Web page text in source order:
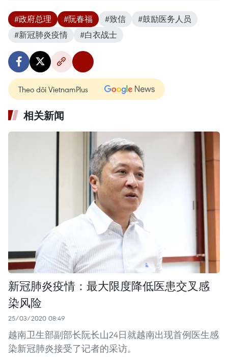
#政府总理 #阮春福 #致信
#鼓励医务人员
#新冠肺炎疫情
#白衣战士
Theo dõi VietnamPlus
相关新闻
新冠肺炎疫情：最大限度降低医患交叉感
染风险
25/03/2020 08:49
越南卫生部副部长阮长山24日就越南出现首例医生感
染新冠肺炎接受了记者的采访。